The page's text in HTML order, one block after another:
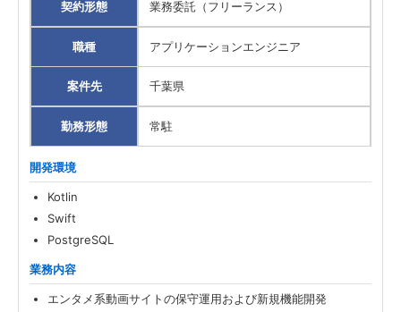
契約形態 業務委託（フリーランス）
職種 アプリケーションエンジニア
案件先 千葉県
勤務形態 常駐
開発環境
Kotlin
Swift
PostgreSQL
業務内容
エンタメ系動画サイトの保守運用および新規機能開発